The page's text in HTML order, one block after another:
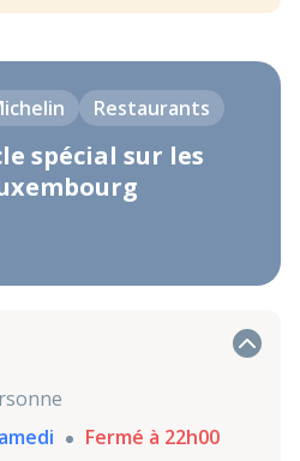
Restaurants
spécial sur les
Fermé à 22h00